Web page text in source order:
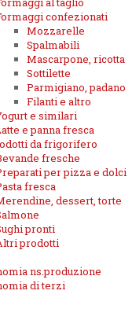
confezionati
Mozzarelle
Spalmabili
Mascarpone, ricotta
Sottilette
Parmigiano, padano
Filanti e altro
e similari
e panna fresca
da frigorifero
fresche
per pizza e dolci
fresca
dessert, torte
pronti
prodotti
ns.produzione
di terzi